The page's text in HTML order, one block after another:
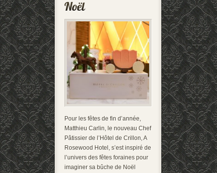
Pour les fêtes de fin d’année,
Matthieu Carlin, le nouveau Chef
Pâtissier de l’Hôtel de Crillon, A
Rosewood Hotel, s’est inspiré de
l’univers des fêtes foraines pour
imaginer sa bûche de Noël